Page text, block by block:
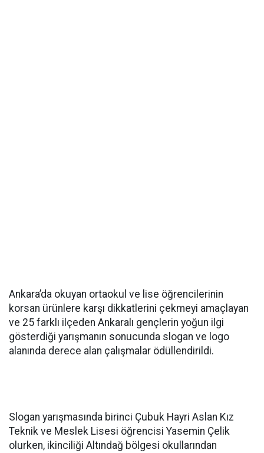
Ankara’da okuyan ortaokul ve lise öğrencilerinin
korsan ürünlere karşı dikkatlerini çekmeyi amaçlayan
ve 25 farklı ilçeden Ankaralı gençlerin yoğun ilgi
gösterdiği yarışmanın sonucunda slogan ve logo
alanında derece alan çalışmalar ödüllendirildi.
Slogan yarışmasında birinci Çubuk Hayri Aslan Kız
Teknik ve Meslek Lisesi öğrencisi Yasemin Çelik
olurken, ikinciliği Altındağ bölgesi okullarından